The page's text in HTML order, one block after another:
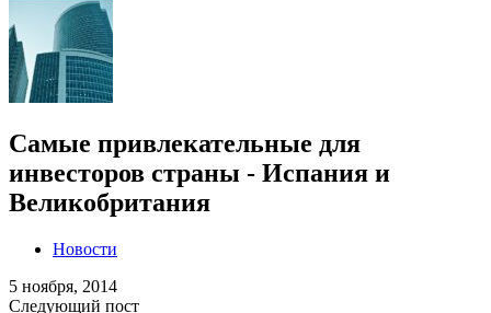
Самые привлекательные для
инвесторов страны - Испания и
Великобритания
Новости
5 ноября, 2014
Следующий пост